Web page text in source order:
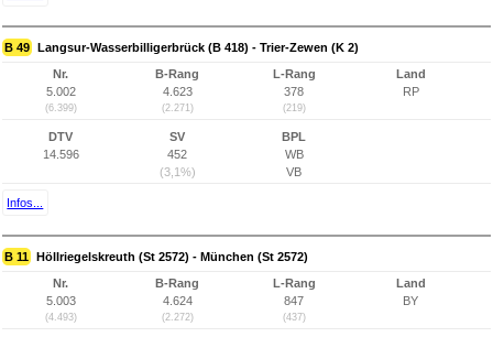
B 49 Langsur-Wasserbilligerbrück (B 418) - Trier-Zewen (K 2)
Nr.
5.002
(6.399)
B-Rang
4.623
(2.271)
L-Rang
378
(219)
Land
RP
DTV
14.596
SV
452
(3,1%)
BPL
WB
VB
Infos...
B 11 Höllriegelskreuth (St 2572) - München (St 2572)
Nr.
5.003
(4.493)
B-Rang
4.624
(2.272)
L-Rang
847
(437)
Land
BY